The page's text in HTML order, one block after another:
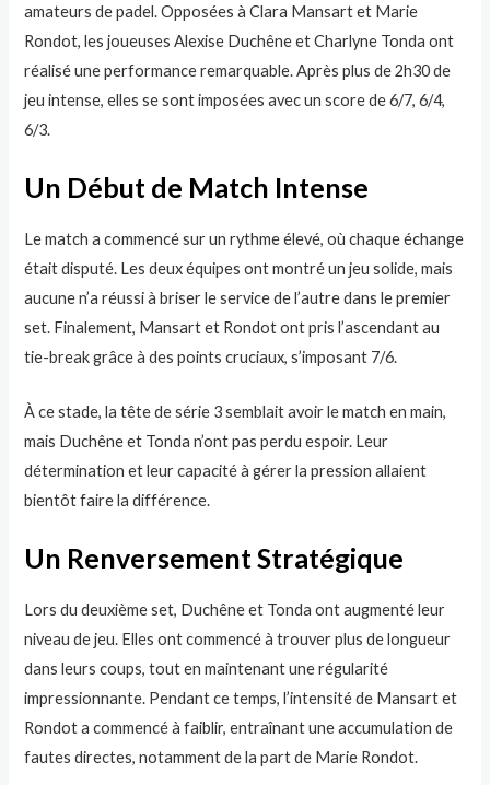
amateurs de padel. Opposées à Clara Mansart et Marie
Rondot, les joueuses Alexise Duchêne et Charlyne Tonda ont
réalisé une performance remarquable. Après plus de 2h30 de
jeu intense, elles se sont imposées avec un score de 6/7, 6/4,
6/3.
Un Début de Match Intense
Le match a commencé sur un rythme élevé, où chaque échange
était disputé. Les deux équipes ont montré un jeu solide, mais
aucune n’a réussi à briser le service de l’autre dans le premier
set. Finalement, Mansart et Rondot ont pris l’ascendant au
tie-break grâce à des points cruciaux, s’imposant 7/6.
À ce stade, la tête de série 3 semblait avoir le match en main,
mais Duchêne et Tonda n’ont pas perdu espoir. Leur
détermination et leur capacité à gérer la pression allaient
bientôt faire la différence.
Un Renversement Stratégique
Lors du deuxième set, Duchêne et Tonda ont augmenté leur
niveau de jeu. Elles ont commencé à trouver plus de longueur
dans leurs coups, tout en maintenant une régularité
impressionnante. Pendant ce temps, l’intensité de Mansart et
Rondot a commencé à faiblir, entraînant une accumulation de
fautes directes, notamment de la part de Marie Rondot.